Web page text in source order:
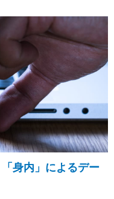
身内」によるデー